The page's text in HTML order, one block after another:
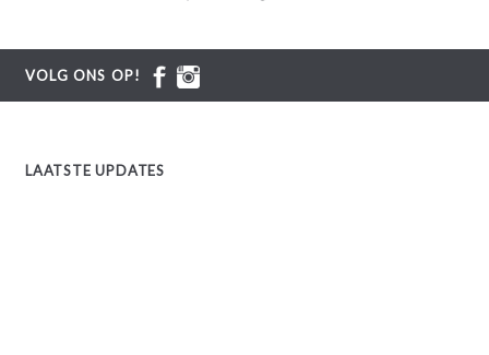
VOLG ONS OP!
LAATSTE UPDATES